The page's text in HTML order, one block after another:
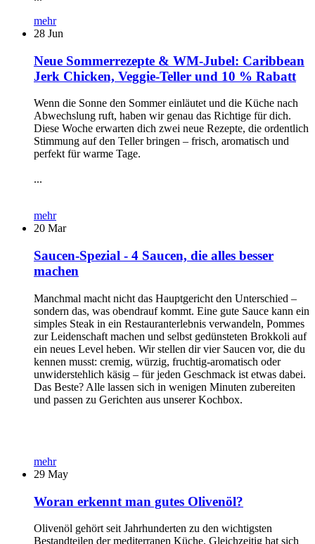
mehr
28 Jun
Neue Sommerrezepte & WM-Jubel: Caribbean
Jerk Chicken, Veggie-Teller und 10 % Rabatt
Wenn die Sonne den Sommer einläutet und die Küche nach
Abwechslung ruft, haben wir genau das Richtige für dich.
Diese Woche erwarten dich zwei neue Rezepte, die ordentlich
Stimmung auf den Teller bringen – frisch, aromatisch und
perfekt für warme Tage.
...
mehr
20 Mar
Saucen-Spezial - 4 Saucen, die alles besser
machen
Manchmal macht nicht das Hauptgericht den Unterschied –
sondern das, was obendrauf kommt. Eine gute Sauce kann ein
simples Steak in ein Restauranterlebnis verwandeln, Pommes
zur Leidenschaft machen und selbst gedünsteten Brokkoli auf
ein neues Level heben. Wir stellen dir vier Saucen vor, die du
kennen musst: cremig, würzig, fruchtig-aromatisch oder
unwiderstehlich käsig – für jeden Geschmack ist etwas dabei.
Das Beste? Alle lassen sich in wenigen Minuten zubereiten
und passen zu Gerichten aus unserer Kochbox.
mehr
29 May
Woran erkennt man gutes Olivenöl?
Olivenöl gehört seit Jahrhunderten zu den wichtigsten
Bestandteilen der mediterranen Küche. Gleichzeitig hat sich